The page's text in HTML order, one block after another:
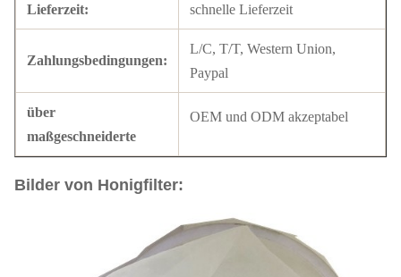
Lieferzeit: schnelle Lieferzeit
Zahlungsbedingungen:
L/C, T/T, Western Union,
Paypal
über
maßgeschneiderte
OEM und ODM akzeptabel
Bilder von Honigfilter: